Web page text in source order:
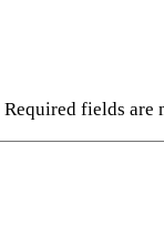
Required fields are